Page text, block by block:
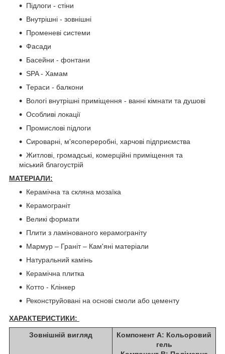
Підлоги - стіни
Внутрішні - зовнішні
Променеві системи
Фасади
Басейни - фонтани
SPA - Хамам
Тераси - балкони
Вологі внутрішні приміщення - ванні кімнати та душові
Особливі локації
Промислові підлоги
Сироварні, м'ясопереробні, харчові підприємства
Житлові, громадські, комерційні приміщення та
міський благоустрій
МАТЕРІАЛИ:
Керамічна та скляна мозаїка
Керамограніт
Великі формати
Плити з ламінованого керамограніту
Мармур – Граніт – Кам'яні матеріали
Натуральний камінь
Керамічна плитка
Котто - Клінкер
Реконструйовані на основі смоли або цементу
ХАРАКТЕРИСТИКИ:
Зовнішній вигляд
Компонент А: Кольоровий
гель